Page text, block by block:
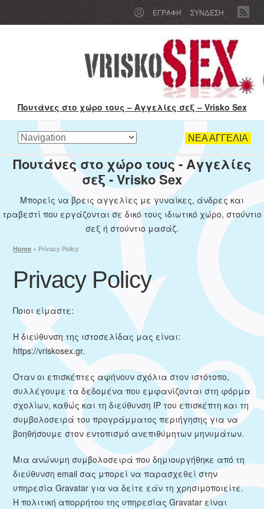
ΕΓΡΑΦΉ ΣΥΝΔΕΣΗ
Πουτάνες στο χώρο τους – Αγγελίες σεξ – Vrisko Sex
ΝΕΑ ΑΓΓΕΛΙΑ
Πουτάνες στο χώρο τους - Αγγελίες
σεξ - Vrisko Sex
Μπορείς να βρεις αγγελίες με γυναίκες, άνδρες και
τραβεστί που εργάζονται σε δικό τους ιδιωτικό χώρο, στούντιο
σεξ ή στούντιο μασάζ.
Home » Privacy Policy
Privacy Policy
Ποιοι είμαστε:
Η διεύθυνση της ιστοσελίδας μας είναι:
https://vriskosex.gr.
Όταν οι επισκέπτες αφήνουν σχόλια στον ιστότοπο,
συλλέγουμε τα δεδομένα που εμφανίζονται στη φόρμα
σχολίων, καθώς και τη διεύθυνση IP του επισκέπτη και τη
συμβολοσειρά του προγράμματος περιήγησης για να
βοηθήσουμε στον εντοπισμό ανεπιθύμητων μηνυμάτων.
Μια ανώνυμη συμβολοσειρά που δημιουργήθηκε από τη
διεύθυνση email σας μπορεί να παρασχεθεί στην
υπηρεσία Gravatar για να δείτε εάν τη χρησιμοποιείτε.
Η πολιτική απορρήτου της υπηρεσίας Gravatar είναι